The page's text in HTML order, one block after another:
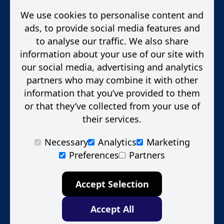
We use cookies to personalise content and
ads, to provide social media features and
to analyse our traffic. We also share
information about your use of our site with
our social media, advertising and analytics
partners who may combine it with other
information that you’ve provided to them
or that they’ve collected from your use of
their services.
Necessary
Analytics
Marketing
Preferences
Partners
Accept Selection
Accept All